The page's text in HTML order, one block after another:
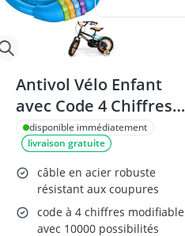
Antivol Vélo Enfant
avec Code 4 Chiffres
60cm
disponible immédiatement
livraison gratuite
câble en acier robuste
résistant aux coupures
code à 4 chiffres modifiable
avec 10000 possibilités